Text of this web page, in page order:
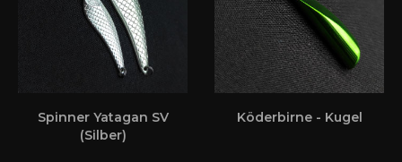
Spinner Yatagan SV
(Silber)
Köderbirne - Kugel